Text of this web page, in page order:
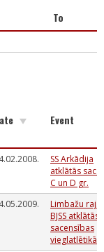
To
Event
SS Arkādija
atklātās sac.
C un D gr.
Limbažu raj.
BJSS atklātās
sacensības
vieglatlētikā